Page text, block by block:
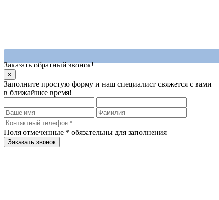
Заказать обратный звонок!
×
Заполните простую форму и наш специалист свяжется с вами
в ближайшее время!
Поля отмеченные * обязательны для заполнения